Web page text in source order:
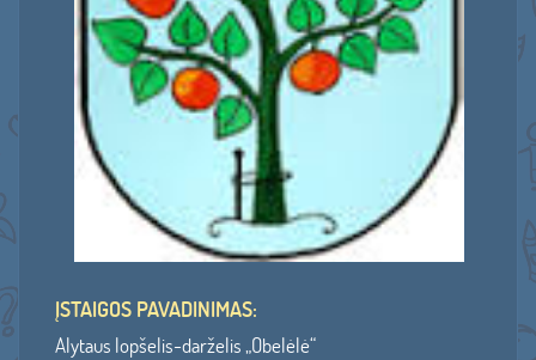
ĮSTAIGOS PAVADINIMAS:
Alytaus lopšelis-darželis „Obelėlė“